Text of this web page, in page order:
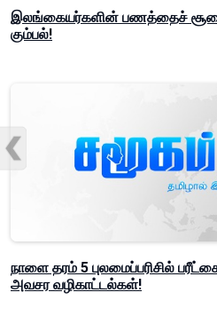
இலங்கையர்களின் பணத்தைச்
கும்பல்!
நாளை தரம் 5 புலமைப்பரிசில்
அவசர வழிகாட்டல்கள்!